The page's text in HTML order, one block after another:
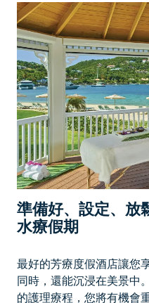
A
ʻ
I
當
地
秘
訣
和
活
動
準備好、設定、放
水療假期
最好的芳療度假酒店讓您
同時，還能沉浸在美景中
的護理療程，您將有機會